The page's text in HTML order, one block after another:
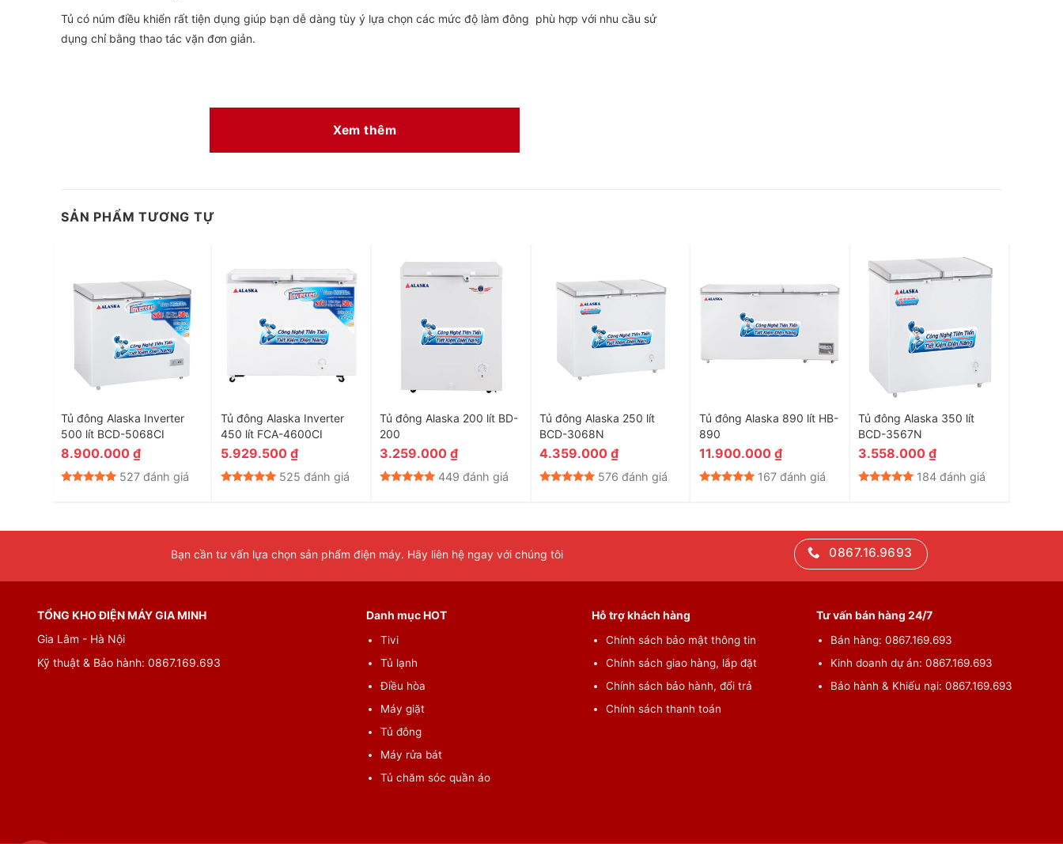
Tủ có núm điều khiển rất tiện dụng giúp bạn dễ dàng tùy ý lựa chọn các mức độ làm đông phù hợp với nhu cầu sử
dụng chỉ bằng thao tác vặn đơn giản.
Thân thiện với môi trường
Tủ đông Kangaroo KG399IC1 sử dụng gas R600a tốt nhất hiện nay. Không chỉ có tính an toàn cao đối với môi trường
và người sử dụng, dòng Gas R600a còn mang đến khả năng làm lạnh êm ái, làm lạnh lâu và tiết kiệm chi phí điện năng
cho gia đình bạn.
Xem thêm
SẢN PHẨM TƯƠNG TỰ
Tủ đông Alaska Inverter
500 lít BCD-5068CI
8.900.000 ₫
527 đánh giá
Tủ đông Alaska Inverter
450 lít FCA-4600CI
5.929.500 ₫
525 đánh giá
Tủ đông Alaska 200 lít BD-
200
3.259.000₫
449 đánh giá
Tủ đông Alaska 250 lít
BCD-3068N
4.359.000 ₫
576 đánh giá
Tủ đông Alaska 890 lít HB-
890
11.900.000 ₫
167 đánh giá
Tủ đông Alaska 350 lít
BCD-3567N
3.558.000₫
184 đánh giá
Bạn cần tư vấn lựa chọn sản phẩm điện máy. Hãy liên hệ ngay với chúng tôi 0867.16.9693
TỔNG KHO ĐIỆN MÁY GIA MINH
Gia Lâm - Hà Nội
Kỹ thuật & Bảo hành: 0867.169.693
Danh mục HOT
Tivi
Tủ lạnh
Điều hòa
Máy giặt
Tủ đông
Máy rửa bát
Tủ chăm sóc quần áo
Hỗ trợ khách hàng
Chính sách bảo mật thông tin
Chính sách giao hàng, lắp đặt
Chính sách bảo hành, đổi trả
Chính sách thanh toán
Tư vấn bán hàng 24/7
Bán hàng: 0867.169.693
Kinh doanh dự án: 0867.169.693
Bảo hành & Khiếu nại: 0867.169.693